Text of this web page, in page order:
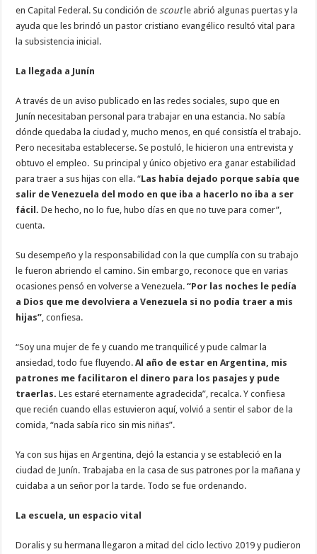
en Capital Federal. Su condición de scoutle abrió algunas puertas y la
ayuda que les brindó un pastor cristiano evangélico resultó vital para
la subsistencia inicial.
La llegada a Junín
A través de un aviso publicado en las redes sociales, supo que en
Junín necesitaban personal para trabajar en una estancia. No sabía
dónde quedaba la ciudad y, mucho menos, en qué consistía el trabajo.
Pero necesitaba establecerse. Se postuló, le hicieron una entrevista y
obtuvo el empleo. Su principal y único objetivo era ganar estabilidad
para traer a sus hijas con ella. “Las había dejado porque sabía que
salir de Venezuela del modo en que iba a hacerlo no iba a ser
fácil.De hecho, no lo fue, hubo días en que no tuve para comer”,
cuenta.
Su desempeño y la responsabilidad con la que cumplía con su trabajo
le fueron abriendo el camino. Sin embargo, reconoce que en varias
ocasiones pensó en volverse a Venezuela.“Por las noches le pedía
a Dios que me devolviera a Venezuela si no podía traer a mis
hijas” , confiesa.
“Soy una mujer de fe y cuando me tranquilicé y pude calmar la
ansiedad, todo fue fluyendo.Al año de estar en Argentina, mis
patrones me facilitaron el dinero para los pasajes y pude
traerlas. Les estaré eternamente agradecida”, recalca. Y confiesa
que recién cuando ellas estuvieron aquí, volvió a sentir el sabor de la
comida, “nada sabía rico sin mis niñas”.
Ya con sus hijas en Argentina, dejó la estancia y se estableció en la
ciudad de Junín. Trabajaba en la casa de sus patrones por la mañana y
cuidaba a un señor por la tarde. Todo se fue ordenando.
La escuela, un espacio vital
Doralis y su hermana llegaron a mitad del ciclo lectivo 2019 y pudieron